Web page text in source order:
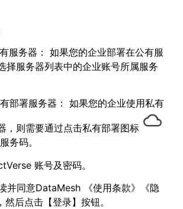
服务器： 如果您的企业部署在公有服
择服务器列表中的企业账号所属服务
部署服务器： 如果您的企业使用私有
，则需要通过点击私有部署图标
务码。
账号及密码。
并同意DataMesh 《使用条款》《隐
然后点击【登录】按钮。